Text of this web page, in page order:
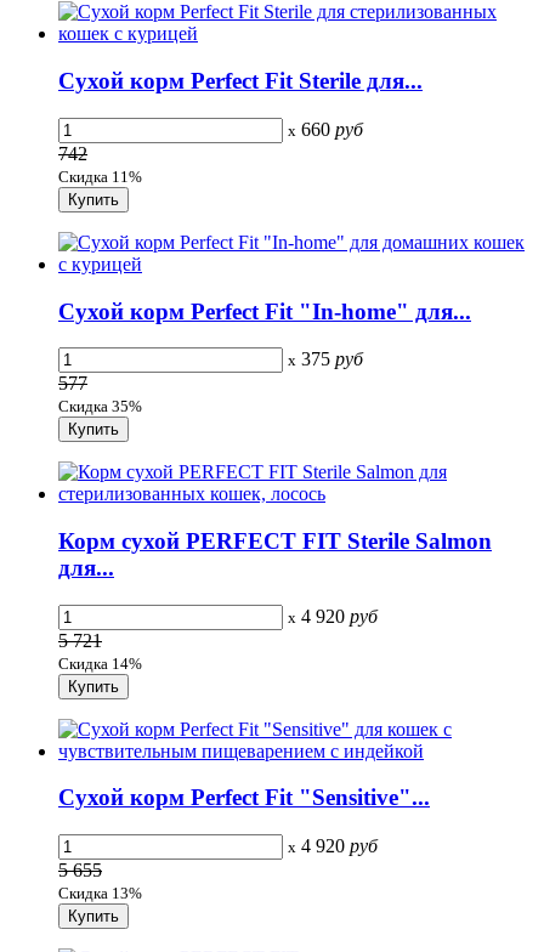
Сухой корм Perfect Fit Sterile для...
x 660 руб
742
Скидка 11%
Сухой корм Perfect Fit "In-home" для...
x 375 руб
577
Скидка 35%
Корм сухой PERFECT FIT Sterile Salmon
для...
x 4 920 руб
5 721
Скидка 14%
Сухой корм Perfect Fit "Sensitive"...
x 4 920 руб
5 655
Скидка 13%